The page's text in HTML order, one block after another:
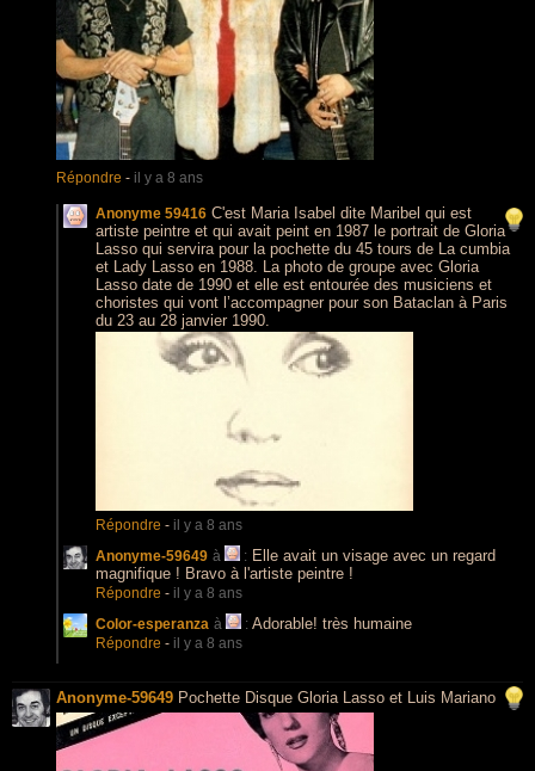
Répondre - il y a 8 ans
Anonyme 59416 C'est Maria Isabel dite Maribel qui est
artiste peintre et qui avait peint en 1987 le portrait de Gloria
Lasso qui servira pour la pochette du 45 tours de La cumbia
et Lady Lasso en 1988. La photo de groupe avec Gloria
Lasso date de 1990 et elle est entourée des musiciens et
choristes qui vont l’accompagner pour son Bataclan à Paris
du 23 au 28 janvier 1990.
Répondre - il y a 8 ans
Anonyme-59649 à : Elle avait un visage avec un regard
magnifique ! Bravo à l'artiste peintre !
Répondre - il y a 8 ans
Color-esperanza à : Adorable! très humaine
Répondre - il y a 8 ans
Anonyme-59649 Pochette Disque Gloria Lasso et Luis Mariano